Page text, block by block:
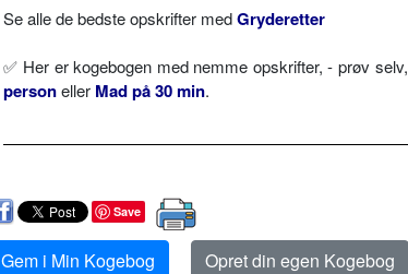
Se alle de bedste opskrifter medGryderetter
✅ Her er kogebogen med nemme opskrifter, - prøv selv,
personeller Mad på 30 min.
Save
Gem i Min Kogebog Opret din egen Kogebog